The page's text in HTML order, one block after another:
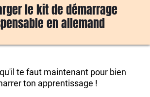
le kit de démarrage
en allemand
qu'il te faut maintenant pour bien
ton apprentissage !